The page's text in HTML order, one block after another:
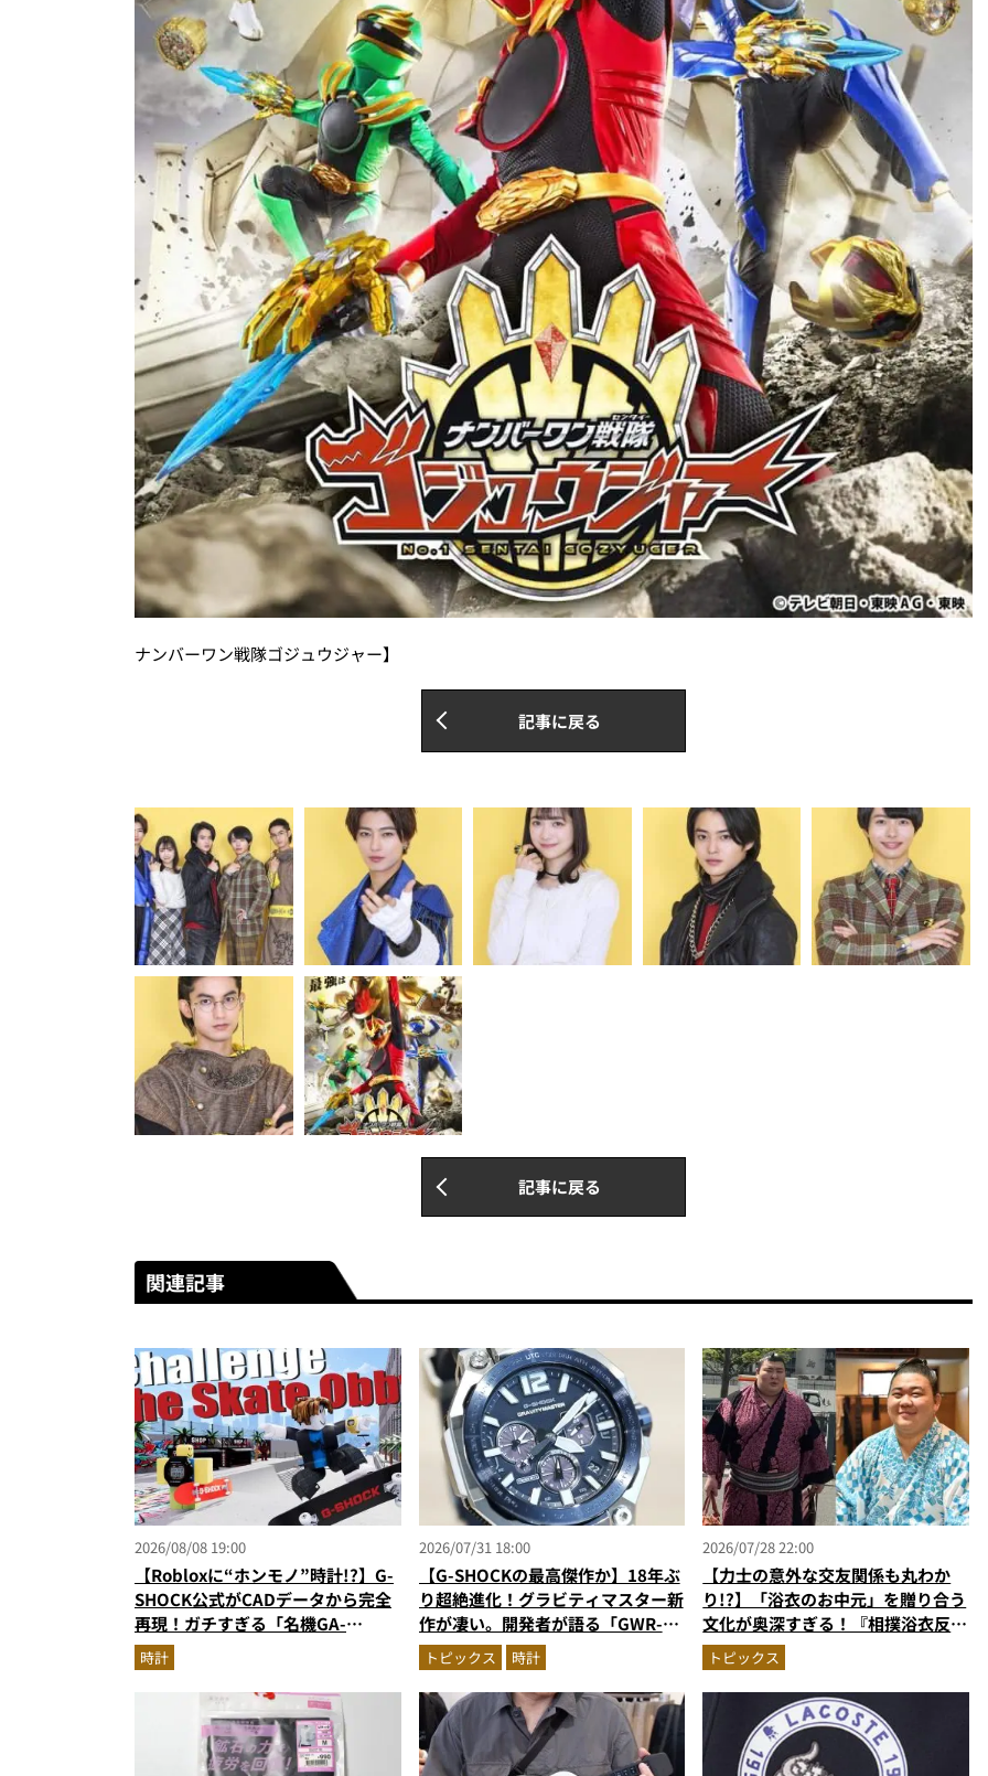
ナンバーワン戦隊ゴジュウジャー】
記事に戻る
記事に戻る
関連記事
2026/08/08 19:00
【Robloxに“ホンモノ”時計!?】G-
SHOCK公式がCADデータから完全
再現！ガチすぎる「名機GA-
2100」アバターグッズ＆無料ゲー
ム登場が見逃せない
時計
2026/07/31 18:00
【G-SHOCKの最高傑作か】18年ぶ
り超絶進化！グラビティマスター新
作が凄い。開発者が語る「GWR-
B3000」最新ムーブメントの衝撃
トピックス 時計
2026/07/28 22:00
【力士の意外な交友関係も丸わか
り!?】「浴衣のお中元」を贈り合う
文化が奥深すぎる！『相撲浴衣反物
見本帖』で紐解く粋なこだわりとと
っておきの1着
トピックス